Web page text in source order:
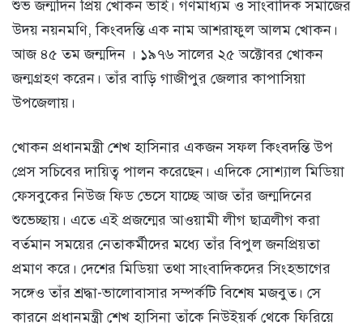
শুভ জন্মদিন প্রিয় খোকন ভাই। গণমাধ্যম ও সাংবাদিক সমাজের
উদয় নয়নমণি, কিংবদন্তি এক নাম আশরাফুল আলম খোকন।
আজ ৪৫ তম জন্মদিন । ১৯৭৬ সালের ২৫ অক্টোবর খোকন
জন্মগ্রহণ করেন। তাঁর বাড়ি গাজীপুর জেলার কাপাসিয়া
উপজেলায়।
খোকন প্রধানমন্ত্রী শেখ হাসিনার একজন সফল কিংবদন্তি উপ
প্রেস সচিবের দায়িত্ব পালন করেছেন। এদিকে সোশ্যাল মিডিয়া
ফেসবুকের নিউজ ফিড ভেসে যাচ্ছে আজ তাঁর জন্মদিনের
শুভেচ্ছায়। এতে এই প্রজন্মের আওয়ামী লীগ ছাত্রলীগ করা
বর্তমান সময়ের নেতাকর্মীদের মধ্যে তাঁর বিপুল জনপ্রিয়তা
প্রমাণ করে। দেশের মিডিয়া তথা সাংবাদিকদের সিংহভাগের
সঙ্গেও তাঁর শ্রদ্ধা-ভালোবাসার সম্পর্কটি বিশেষ মজবুত। সে
কারনে প্রধানমন্ত্রী শেখ হাসিনা তাঁকে নিউইয়র্ক থেকে ফিরিয়ে